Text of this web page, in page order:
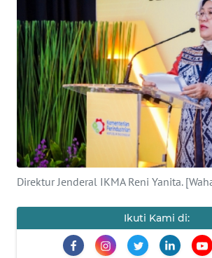
Direktur Jenderal IKMA Reni Yanita.
Ikuti Kami di:
SAINS-TEKNO
KESEHATAN
INTERNASIONAL
SERBA-SERBI
PENDIDIKAN